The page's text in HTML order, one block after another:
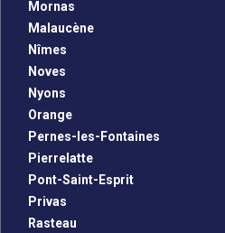
Mornas
Malaucène
Nîmes
Noves
Nyons
Orange
Pernes-les-Fontaines
Pierrelatte
Pont-Saint-Esprit
Privas
Rasteau